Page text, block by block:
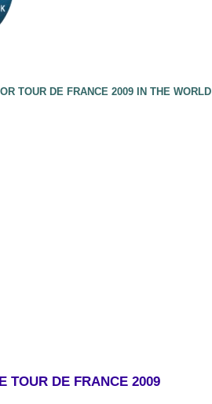
TOUR DE FRANCE 2009 IN THE WORLD
TOUR DE FRANCE 2009